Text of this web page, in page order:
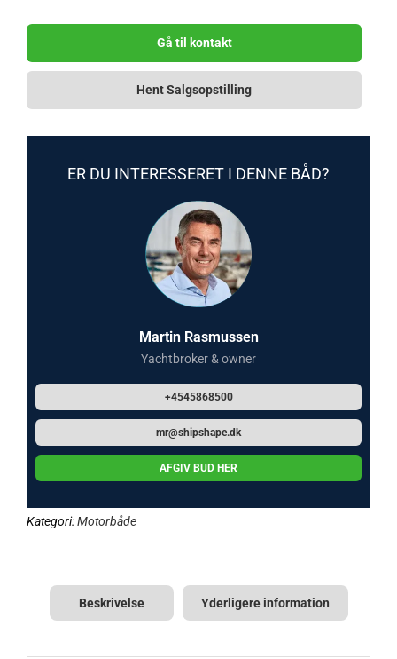
Gå til kontakt
Hent Salgsopstilling
ER DU INTERESSERET I DENNE BÅD?
Martin Rasmussen
Yachtbroker & owner
+4545868500
mr@shipshape.dk
AFGIV BUD HER
Kategori:Motorbåde
Beskrivelse Yderligere information